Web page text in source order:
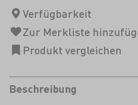
Beschreibung